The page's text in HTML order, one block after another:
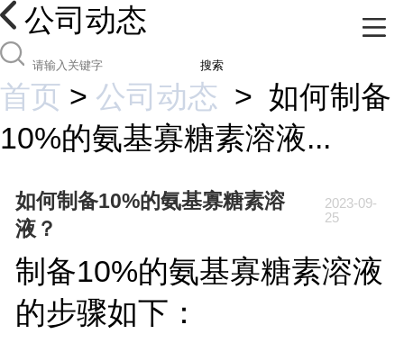
公司动态
搜索
首页 > 公司动态 > 如何制备
10%的氨基寡糖素溶液...
如何制备10%的氨基寡糖素溶
液？
2023-09-
25
制备10%的氨基寡糖素溶液
的步骤如下：